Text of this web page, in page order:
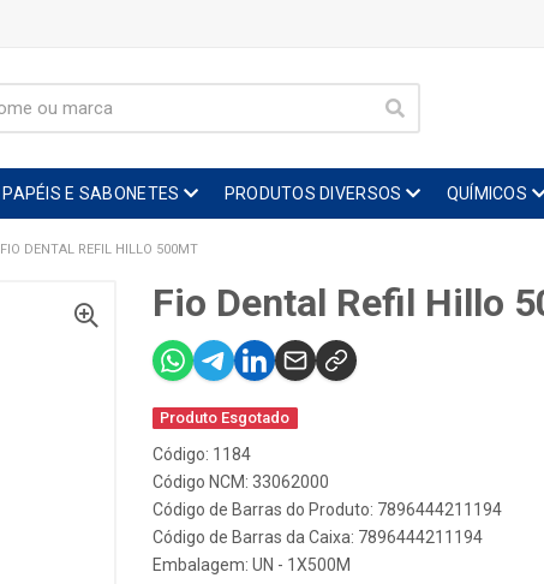
PAPÉIS E SABONETES PRODUTOS DIVERSOS QUÍMICOS
FIO DENTAL REFIL HILLO 500MT
Fio Dental Refil Hillo
Produto Esgotado
Código: 1184
Código NCM: 33062000
Código de Barras do Produto: 7896444211194
Código de Barras da Caixa: 7896444211194
Embalagem: UN - 1X500M